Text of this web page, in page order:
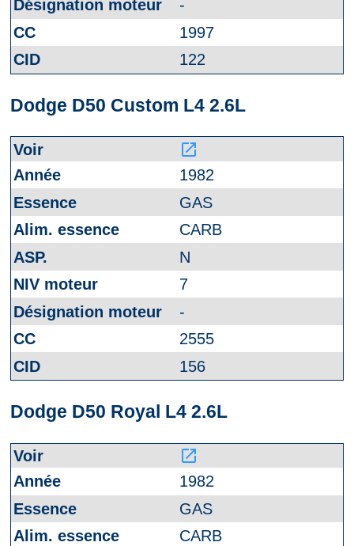
-
1997
122
Dodge D50 Custom L4 2.6L
launch
1982
GAS
CARB
N
7
-
2555
156
Dodge D50 Royal L4 2.6L
launch
1982
GAS
CARB